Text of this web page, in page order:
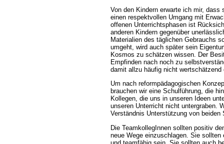
Von den Kindern erwarte ich mir,
einen respektvollen Umgang mit
offenen Unterrichtsphasen ist
anderen Kindern gegenüber
Materialien des täglichen Gebrauchs
umgeht, wird auch später sein
Kosmos zu schätzen wissen. Der
Empfinden nach noch zu
damit allzu häufig nicht wertschätzend
Um nach reformpädagogischen
brauchen wir eine Schulführung, die
Kollegen, die uns in unseren Ideen
unseren Unterricht nicht untergraben.
Verständnis Unterstützung von beiden
Die TeamkollegInnen sollten positiv
neue Wege einzuschlagen. Sie